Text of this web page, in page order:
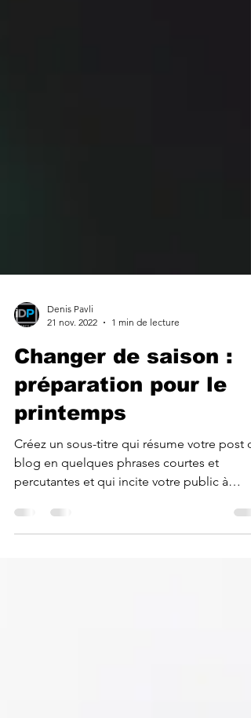
Denis Pavli
21 nov. 2022
1 min de lecture
Changer de saison :
préparation pour le
printemps
blog en quelques phrases courtes et
percutantes et qui incite votre public à